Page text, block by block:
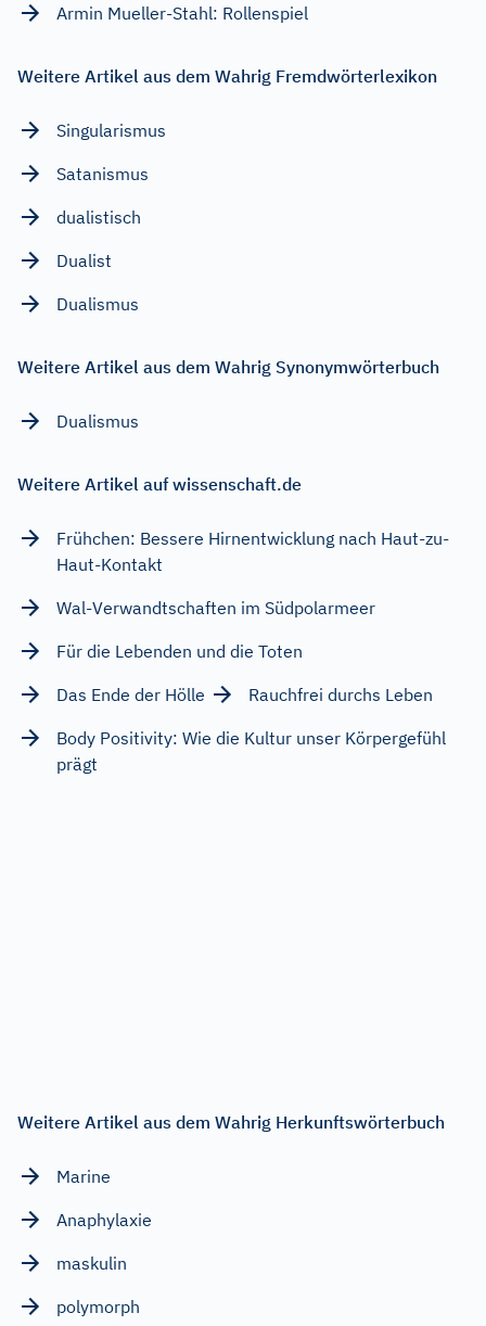
Armin Mueller-Stahl: Rollenspiel
Weitere Artikel aus dem Wahrig Fremdwörterlexikon
Singularismus
Satanismus
dualistisch
Dualist
Dualismus
Weitere Artikel aus dem Wahrig Synonymwörterbuch
Dualismus
Weitere Artikel auf wissenschaft.de
Frühchen: Bessere Hirnentwicklung nach Haut-zu-
Haut-Kontakt
Wal-Verwandtschaften im Südpolarmeer
Für die Lebenden und die Toten
Das Ende der Hölle
Rauchfrei durchs Leben
Body Positivity: Wie die Kultur unser Körpergefühl
prägt
Weitere Artikel aus dem Wahrig Herkunftswörterbuch
Marine
Anaphylaxie
maskulin
polymorph